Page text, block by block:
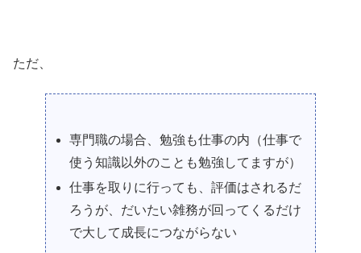
ただ、
専門職の場合、勉強も仕事の内（仕事で
使う知識以外のことも勉強してますが）
仕事を取りに行っても、評価はされるだ
ろうが、だいたい雑務が回ってくるだけ
で大して成長につながらない